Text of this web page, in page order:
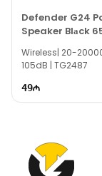
Defender G24
Speaker Blаck
Wireless| 20-
105dB | TG2487
49